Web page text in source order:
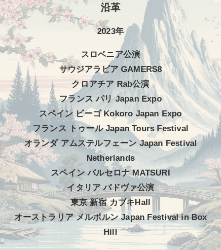
沿革
2023年
スロベニア公演
サウジアラビア GAMERS8
クロアチア Rab公演
フランス パリ Japan Expo
スペイン ビーゴ Kokoro Japan Expo
フランス トゥール Japan Tours Festival
オランダ アムステルフェーン Japan Festival
Netherlands
スペイン バルセロナ MATSURI
イタリア パドヴァ公演
東京 新宿 カブキHall
オーストラリア メルボルン Japan Festival in Box
Hill